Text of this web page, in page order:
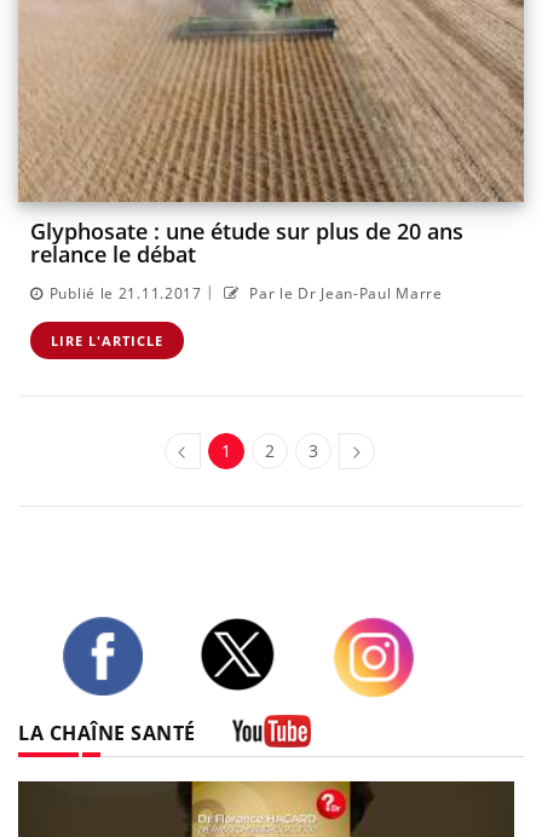
Glyphosate : une étude sur plus de 20 ans
relance le débat
Publié le 21.11.2017 | Par le Dr Jean-Paul Marre
LIRE L'ARTICLE
1 2 3
LA CHAÎNE SANTÉ